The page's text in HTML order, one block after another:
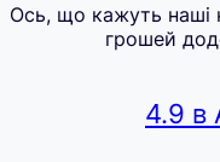
Ось, що кажуть наші
грошей
4.9 в